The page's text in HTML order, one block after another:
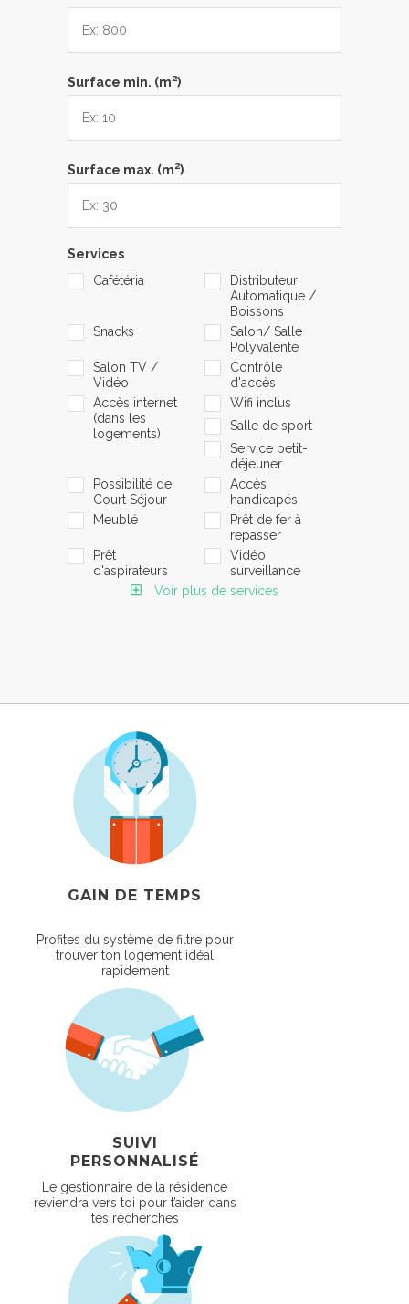
Surface min. (m2)
Surface max. (m2)
Services
Cafétéria
Distributeur
Automatique /
Boissons
Snacks
Salon/ Salle
Polyvalente
Salon TV /
Vidéo
Contrôle
d'accès
Accès internet
(dans les
logements)
Wifi inclus
Salle de sport
Service petit-
déjeuner
Possibilité de
Court Séjour
Accès
handicapés
Meublé
Prêt de fer à
repasser
Prêt
d'aspirateurs
Vidéo
surveillance
Voir plus de services
GAIN DE TEMPS
Profites du système de filtre pour
trouver ton logement idéal
rapidement
SUIVI
PERSONNALISÉ
Le gestionnaire de la résidence
reviendra vers toi pour t’aider dans
tes recherches